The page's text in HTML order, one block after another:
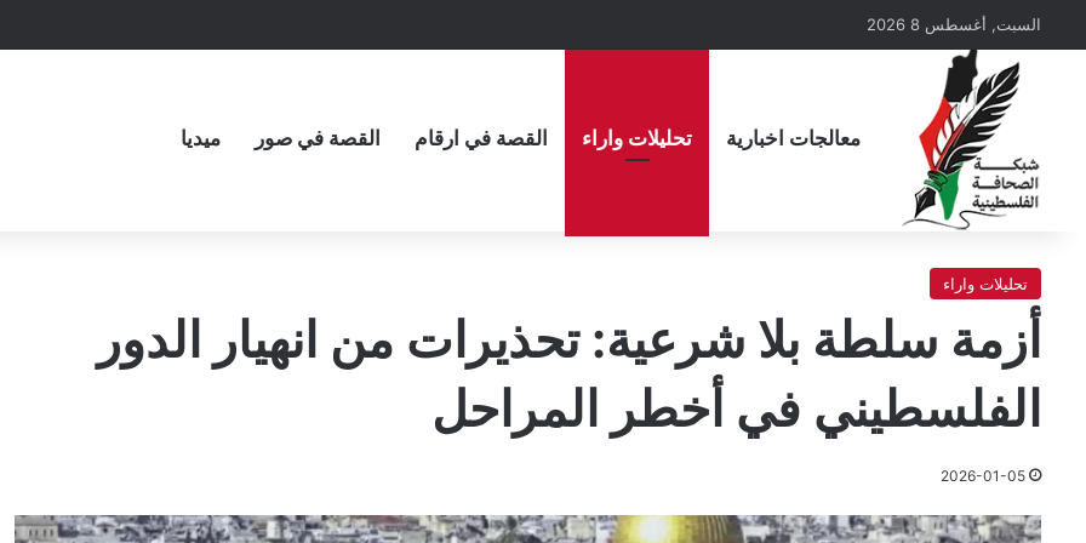
السبت, أغسطس 8 2026
معالجات اخبارية تحليلات واراء القصة في ارقام القصة في صور ميديا
تحليلات واراء
أزمة سلطة بلا شرعية: تحذيرات من انهيار الدور
الفلسطيني في أخطر المراحل
2026-01-05